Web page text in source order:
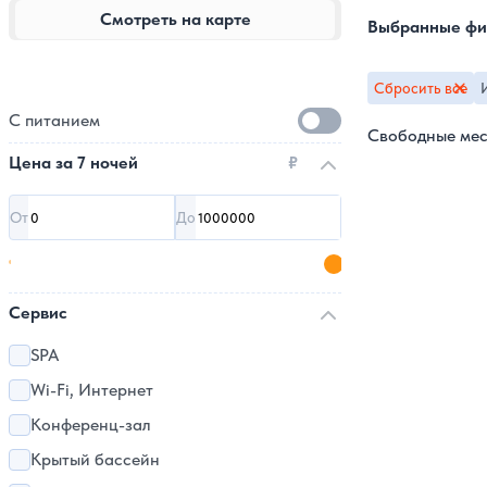
Смотреть на карте Выбранные
Сбросить все
Свободные
С питанием
Цена за 7 ночей ₽
От До
Сервис
SPA
Wi-Fi, Интернет
Конференц-зал
Крытый бассейн